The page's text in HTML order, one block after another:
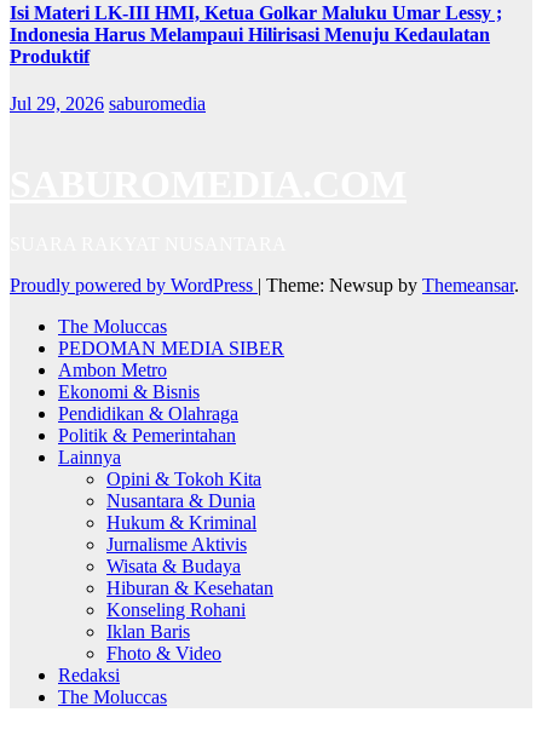
Isi Materi LK-III HMI, Ketua Golkar Maluku Umar Lessy ;
Indonesia Harus Melampaui Hilirisasi Menuju Kedaulatan
Produktif
Jul 29, 2026 saburomedia
Proudly powered by WordPress | Theme: Newsup by Themeansar.
The Moluccas
PEDOMAN MEDIA SIBER
Ambon Metro
Ekonomi & Bisnis
Pendidikan & Olahraga
Politik & Pemerintahan
Lainnya
Opini & Tokoh Kita
Nusantara & Dunia
Hukum & Kriminal
Jurnalisme Aktivis
Wisata & Budaya
Hiburan & Kesehatan
Konseling Rohani
Iklan Baris
Fhoto & Video
Redaksi
The Moluccas